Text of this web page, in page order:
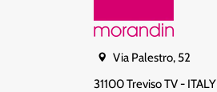
Via Palestro, 52
31100 Treviso TV - ITALY